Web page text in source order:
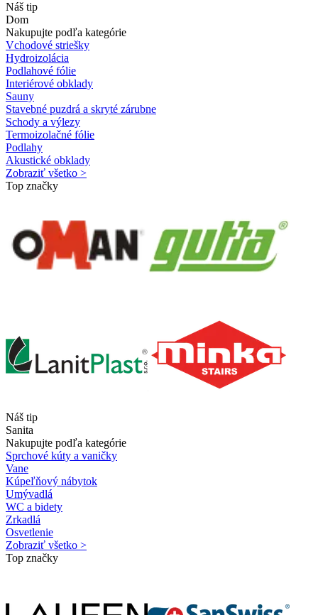
Náš tip
Dom
Nakupujte podľa kategórie
Vchodové striešky
Hydroizolácia
Podlahové fólie
Interiérové obklady
Sauny
Stavebné puzdrá a skryté zárubne
Schody a výlezy
Termoizolačné fólie
Podlahy
Akustické obklady
Zobraziť všetko >
Top značky
Náš tip
Sanita
Nakupujte podľa kategórie
Sprchové kúty a vaničky
Vane
Kúpeľňový nábytok
Umývadlá
WC a bidety
Zrkadlá
Osvetlenie
Zobraziť všetko >
Top značky